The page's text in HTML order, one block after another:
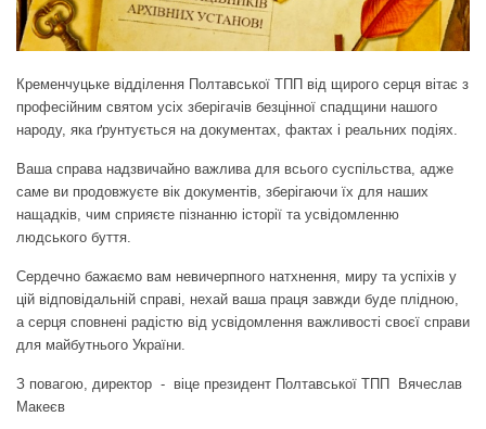
Кременчуцьке відділення Полтавської ТПП від щирого серця вітає з
професійним святом усіх зберігачів безцінної спадщини нашого
народу, яка ґрунтується на документах, фактах і реальних подіях.
Ваша справа надзвичайно важлива для всього суспільства, адже
саме ви продовжуєте вік документів, зберігаючи їх для наших
нащадків, чим сприяєте пізнанню історії та усвідомленню
людського буття.
Сердечно бажаємо вам невичерпного натхнення, миру та успіхів у
цій відповідальній справі, нехай ваша праця завжди буде плідною,
а серця сповнені радістю від усвідомлення важливості своєї справи
для майбутнього України.
З повагою, директор - віце президент Полтавської ТПП Вячеслав
Макеєв